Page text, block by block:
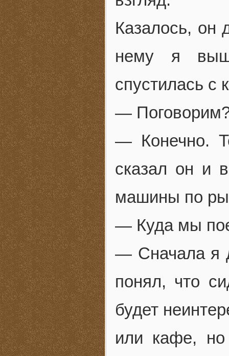
Казалось, он
нему я
спустилась с
—
— Конечно.
сказал он и
машины по
— Куда мы
— Сначала я
понял, что
будет
или кафе,